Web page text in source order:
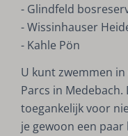
- Glindfeld
- Wissinhauser
- Kahle Pön
U kunt zwemmen
Parcs in
toegankelijk voor
je gewoon een